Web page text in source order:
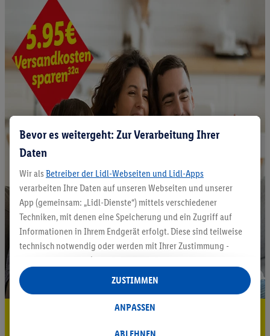
Bevor es weitergeht: Zur Verarbeitung Ihrer
Daten
Wir als Betreiber der Lidl-Webseiten und Lidl-Apps
verarbeiten Ihre Daten auf unseren Webseiten und unserer
App (gemeinsam: „Lidl-Dienste“) mittels verschiedener
Techniken, mit denen eine Speicherung und ein Zugriff auf
Informationen in Ihrem Endgerät erfolgt. Diese sind teilweise
technisch notwendig oder werden mit Ihrer Zustimmung -
auch durch Partner (u.a.
Verantwortliche; im Zusammenhang mit dem IAB TCF
insgesamt
Statistik-Erstellung oder für personalisierte Werbung
Datenverarbeitungen für personalisierte Werbung werden
ANPASSEN
ZUSTIMMEN